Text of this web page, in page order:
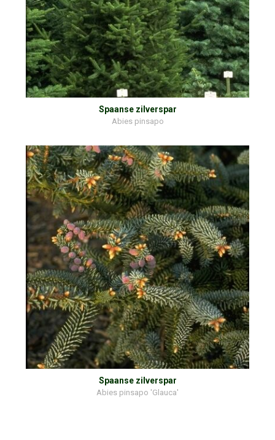
Spaanse zilverspar
Abies pinsapo
Spaanse zilverspar
Abies pinsapo 'Glauca'